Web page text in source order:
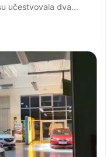
učestvovala dva…